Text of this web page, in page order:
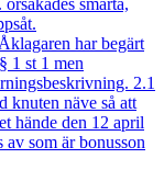
har begärt
1 st 1 men
2.1
näve så att
hände den 12 april
som är bonusson